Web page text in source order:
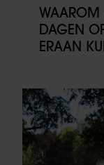
WAAROM
DAGEN
ERAAN